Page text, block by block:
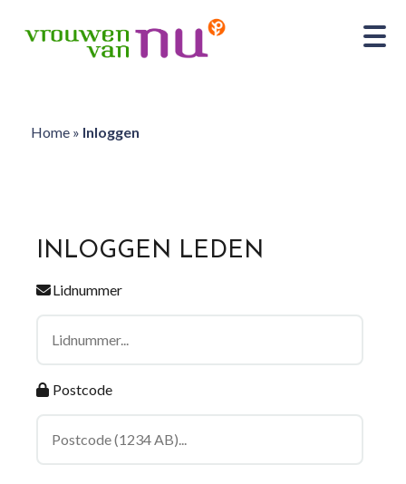
Home» Inloggen
INLOGGEN LEDEN
Lidnummer
Postcode